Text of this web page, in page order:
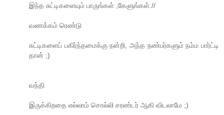
இந்த சுட்டிகளையும் பாருங்கள் ,கேளுங்கள்.//
வணக்கம் ரெண்டு
சுட்டிகளைப் பகிர்ந்தமைக்கு நன்றி, அந்த நண்பர்களும் நம்ம பார்ட்டி
தான் ;)
வந்தி
இருக்கிறதை எல்லாம் சொல்லி சரண்டர் ஆகி விடலாமே ;)